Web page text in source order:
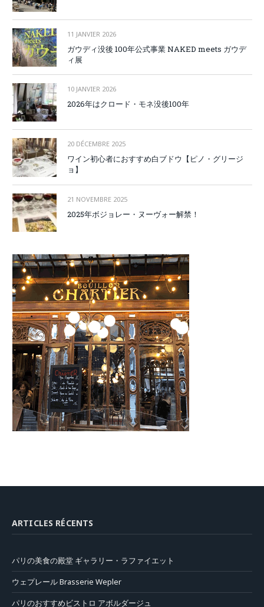
11 JANVIER 2026
ガウディ没後 100年公式事業 NAKED meets ガウデ
ィ展
10 JANVIER 2026
2026年はクロード・モネ没後100年
20 DÉCEMBRE 2025
ワイン初心者におすすめ白ブドウ【ピノ・グリージ
ョ】
21 NOVEMBRE 2025
2025年ボジョレー・ヌーヴォー解禁！
ARTICLES RÉCENTS
パリの美食の殿堂 ギャラリー・ラファイエット
ウェプレール Brasserie Wepler
パリのおすすめビストロ アボルダージュ